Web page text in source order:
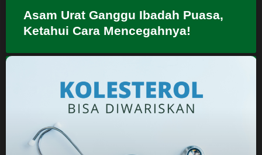
Asam Urat Ganggu Ibadah Puasa,
Ketahui Cara Mencegahnya!